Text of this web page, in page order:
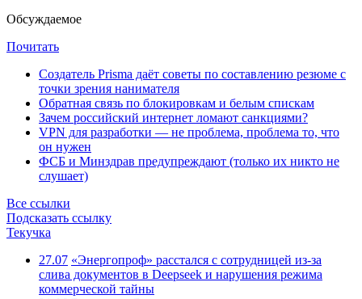
Обсуждаемое
Почитать
Создатель Prisma даёт советы по составлению резюме с
точки зрения нанимателя
Обратная связь по блокировкам и белым спискам
Зачем российский интернет ломают санкциями?
VPN для разработки — не проблема, проблема то, что
он нужен
ФСБ и Минздрав предупреждают (только их никто не
слушает)
Все ссылки
Подсказать ссылку
Текучка
27.07 «Энергопроф» расстался с сотрудницей из-за
слива документов в Deepseek и нарушения режима
коммерческой тайны